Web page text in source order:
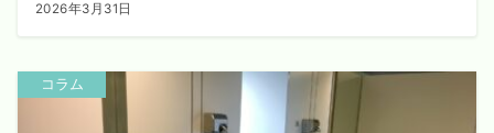
2026年3月31日
コラム